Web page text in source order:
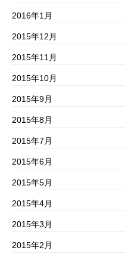
2016年1月
2015年12月
2015年11月
2015年10月
2015年9月
2015年8月
2015年7月
2015年6月
2015年5月
2015年4月
2015年3月
2015年2月